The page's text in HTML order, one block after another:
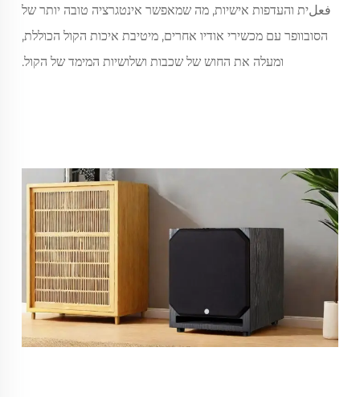
فعلית והעדפות אישיות, מה שמאפשר אינטגרציה טובה יותר של
הסובוופר עם מכשירי אודיו אחרים, מיטיבת איכות הקול הכוללת,
ומעלה את החוש של שכבות ושלושיות המימד של הקול.